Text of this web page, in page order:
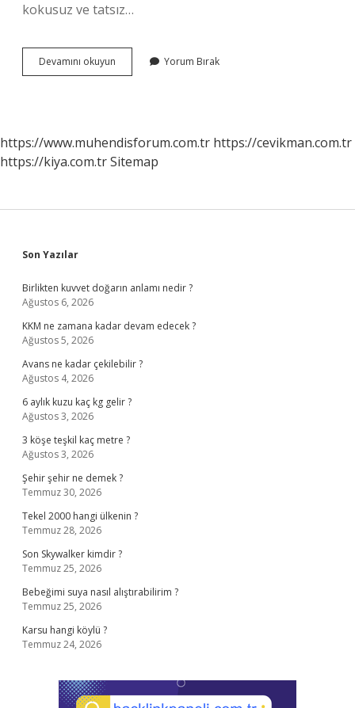
kokusuz ve tatsız…
Devamını okuyun
Ne
Yorum Bırak
https://www.muhendisforum.com.tr https://cevikman.com.tr
https://kiya.com.trSitemap
Sidebar
Son Yazılar
Birlikten kuvvet doğarın anlamı nedir ?
Ağustos 6, 2026
KKM ne zamana kadar devam edecek ?
Ağustos 5, 2026
Avans ne kadar çekilebilir ?
Ağustos 4, 2026
6 aylık kuzu kaç kg gelir ?
Ağustos 3, 2026
3 köşe teşkil kaç metre ?
Ağustos 3, 2026
Şehir şehir ne demek ?
Temmuz 30, 2026
Tekel 2000 hangi ülkenin ?
Temmuz 28, 2026
Son Skywalker kimdir ?
Temmuz 25, 2026
Bebeğimi suya nasıl alıştırabilirim ?
Temmuz 25, 2026
Karsu hangi köylü ?
Temmuz 24, 2026